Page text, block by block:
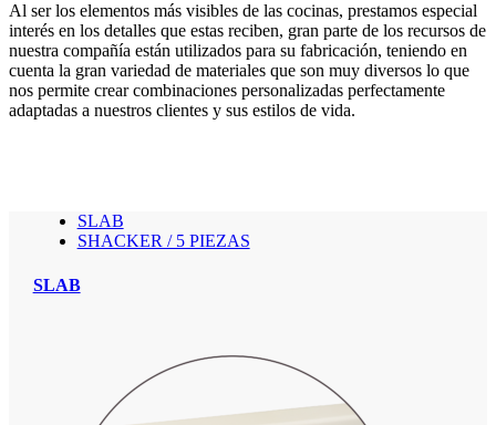
Al ser los elementos más visibles de las cocinas, prestamos especial
interés en los detalles que estas reciben, gran parte de los recursos de
nuestra compañía están utilizados para su fabricación, teniendo en
cuenta la gran variedad de materiales que son muy diversos lo que
nos permite crear combinaciones personalizadas perfectamente
adaptadas a nuestros clientes y sus estilos de vida.
SLAB
SHACKER / 5 PIEZAS
SLAB